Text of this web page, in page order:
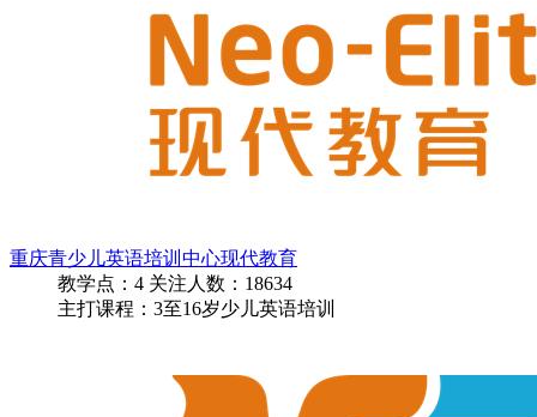
重庆青少儿英语培训中心现代教育
教学点： 4 关注人数： 18634
主打课程：3至16岁少儿英语培训